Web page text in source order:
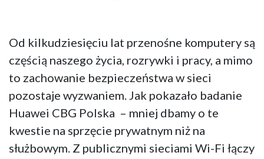
Od kilkudziesięciu lat przenośne komputery są
częścią naszego życia, rozrywki i pracy, a mimo
to zachowanie bezpieczeństwa w sieci
pozostaje wyzwaniem. Jak pokazało badanie
Huawei CBG Polska – mniej dbamy o te
kwestie na sprzęcie prywatnym niż na
służbowym. Z publicznymi sieciami Wi-Fi łączy